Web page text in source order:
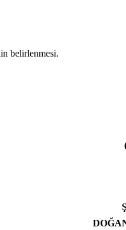
belirlenmesi.